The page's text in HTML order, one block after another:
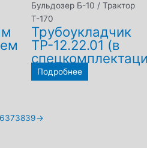
Бульдозер Б-10 / Трактор
Т-170
Трубоукладчик
ТР-12.22.01 (в
Подробнее
373839→